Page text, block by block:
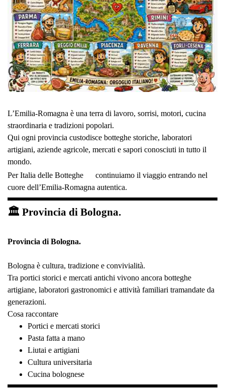
L’Emilia-Romagna è una terra di lavoro, sorrisi, motori, cucina
straordinaria e tradizioni popolari.
Qui ogni provincia custodisce botteghe storiche, laboratori
artigiani, aziende agricole, mercati e sapori conosciuti in tutto il
mondo.
Per Italia delle Botteghe
continuiamo il viaggio entrando nel
cuore dell’Emilia-Romagna autentica.
🏛 Provincia di Bologna.
Provincia di Bologna.
Bologna è cultura, tradizione e convivialità.
Tra portici storici e mercati antichi vivono ancora botteghe
artigiane, laboratori gastronomici e attività familiari tramandate da
generazioni.
Cosa raccontare
Portici e mercati storici
Pasta fatta a mano
Liutai e artigiani
Cultura universitaria
Cucina bolognese